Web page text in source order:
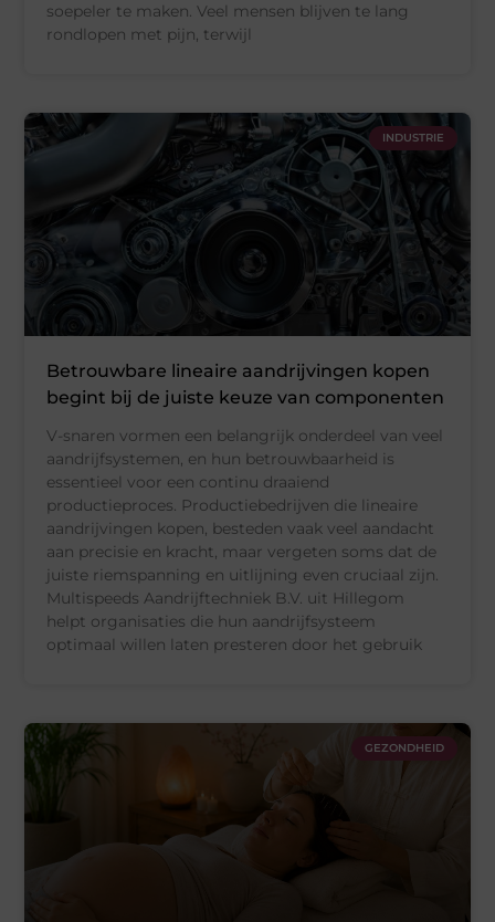
soepeler te maken. Veel mensen blijven te lang
rondlopen met pijn, terwijl
INDUSTRIE
Betrouwbare lineaire aandrijvingen kopen
begint bij de juiste keuze van componenten
V-snaren vormen een belangrijk onderdeel van veel
aandrijfsystemen, en hun betrouwbaarheid is
essentieel voor een continu draaiend
productieproces. Productiebedrijven die lineaire
aandrijvingen kopen, besteden vaak veel aandacht
aan precisie en kracht, maar vergeten soms dat de
juiste riemspanning en uitlijning even cruciaal zijn.
Multispeeds Aandrijftechniek B.V. uit Hillegom
helpt organisaties die hun aandrijfsysteem
optimaal willen laten presteren door het gebruik
GEZONDHEID